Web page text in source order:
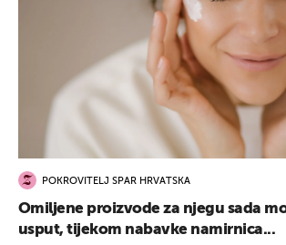
POKROVITELJ SPAR HRVATSKA
Omiljene proizvode za njegu sada
usput, tijekom nabavke namirnica...